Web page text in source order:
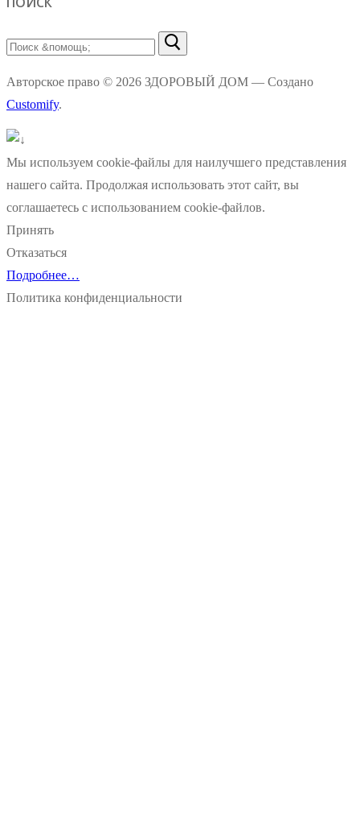
Найти:
Авторское право © 2026 ЗДОРОВЫЙ ДОМ — Создано
Customify.
Мы используем cookie-файлы для наилучшего представления
нашего сайта. Продолжая использовать этот сайт, вы
соглашаетесь с использованием cookie-файлов.
Принять
Отказаться
Подробнее…
Политика конфиденциальности